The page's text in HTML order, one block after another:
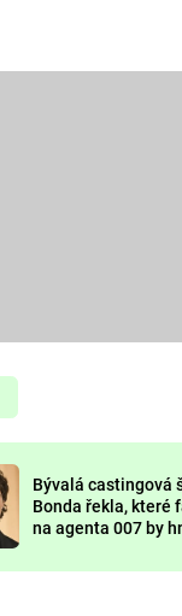
Prima
Sledujte
Bývalá castingová
Bonda řekla, které
na agenta 007 by